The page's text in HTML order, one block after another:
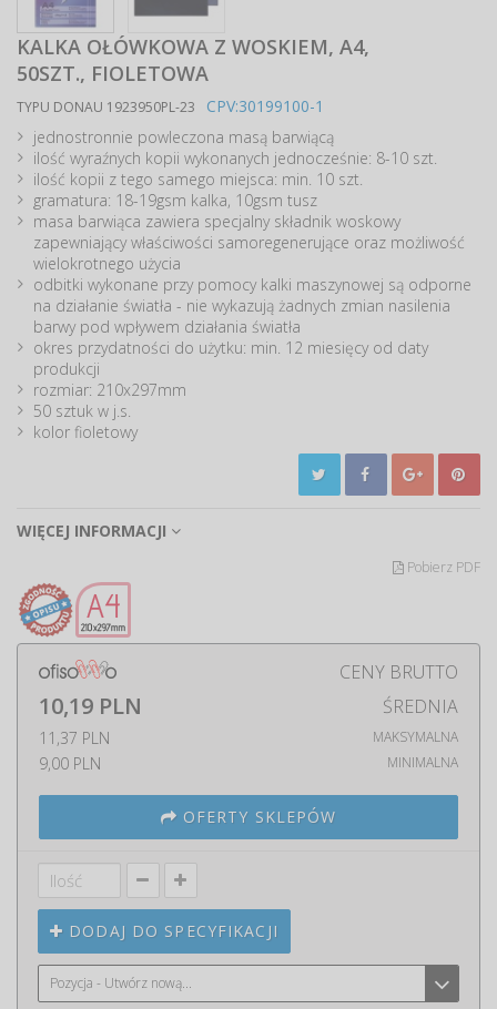
KALKA OŁÓWKOWA Z WOSKIEM, A4,
50SZT., FIOLETOWA
TYPU DONAU 1923950PL-23
CPV:30199100-1
jednostronnie powleczona masą barwiącą
ilość wyraźnych kopii wykonanych jednocześnie: 8-10 szt.
ilość kopii z tego samego miejsca: min. 10 szt.
gramatura: 18-19gsm kalka, 10gsm tusz
masa barwiąca zawiera specjalny składnik woskowy
zapewniający właściwości samoregenerujące oraz możliwość
wielokrotnego użycia
odbitki wykonane przy pomocy kalki maszynowej są odporne
na działanie światła - nie wykazują żadnych zmian nasilenia
barwy pod wpływem działania światła
okres przydatności do użytku: min. 12 miesięcy od daty
produkcji
rozmiar: 210x297mm
50 sztuk w j.s.
kolor fioletowy
WIĘCEJ INFORMACJI
Pobierz PDF
CENY BRUTTO
10,19 PLN ŚREDNIA
11,37 PLN MAKSYMALNA
9,00 PLN MINIMALNA
OFERTY SKLEPÓW
DODAJ DO SPECYFIKACJI
Pozycja - Utwórz nową...
wcześniejsza zgoda której udzieliliście podczas zakładania
konta. Każda Państwa zgoda jest dobrowolna i można ją w
dowolnym momencie wycofać.
Polityka prywatności (rozwiń)
Klauzula Informacyjna (rozwiń)
Lista Zaufanych Partnerów (rozwiń)